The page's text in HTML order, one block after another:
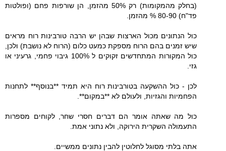
(בחלק מהמקומות) רק 50% מהזמן, הן שורפות פחם (ופולטות
פד"ח) 80-90 % מהזמן.
כול הנתונים מכול הארצות שבהן יש הרבה טורבינות רוח מראים
שיש זמנים בהם הרוח מספקת כמעט כלום (הרוח לא נושבת) ולכן,
כול המקורות המתחדשים זקוקים ל 100% גיבוי פחמי, גרעיני או
גזי.
לכן - כול ההשקעה בטורבינות רוח היא תמיד **בנוסף** לתחנות
הפחמיות והגזיות, ולעולם לא **במקום**.
כול מה שאתה אומר הם דברים חסרי שחר, לקוחים מספרות
התעמולה השקרית הירוקה, ולא נתוני אמת.
אתה בלתי מסוגל לחלוטין להבין נתונים ממשיים.